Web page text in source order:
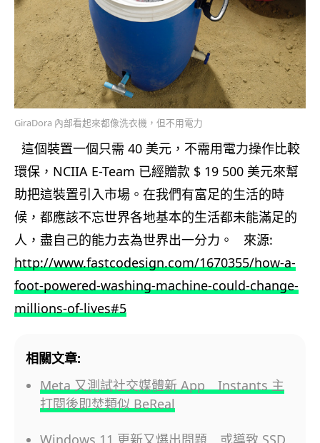
GiraDora 內部看起來都像洗衣機，但不用電力
這個裝置一個只需 40 美元，不需用電力操作比較
環保，NCIIA E-Team 已經贈款 $ 19 500 美元來幫
助把這裝置引入市場。在我們有富足的生活的時
候，都應該不忘世界各地基本的生活都未能滿足的
人，盡自己的能力去為世界出一分力。 來源:
http://www.fastcodesign.com/1670355/how-a-
foot-powered-washing-machine-could-change-
millions-of-lives#5
相關文章:
Meta 又測試社交媒體新 App Instants 主
打閱後即焚類似 BeReal
Windows 11 更新又爆出問題 或導致 SSD